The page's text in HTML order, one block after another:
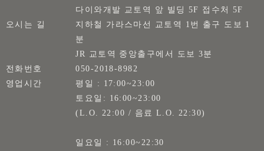
다이와개발 교토역 앞 빌딩 5F 접수처 5F
오시는 길
지하철 가라스마선 교토역 1번 출구 도보 1
분
JR 교토역 중앙출구에서 도보 3분
전화번호
050-2018-8982
영업시간
평일 : 17:00~23:00
토요일: 16:00~23:00
(L.O. 22:00 / 음료 L.O. 22:30)
일요일 : 16:00~22:30